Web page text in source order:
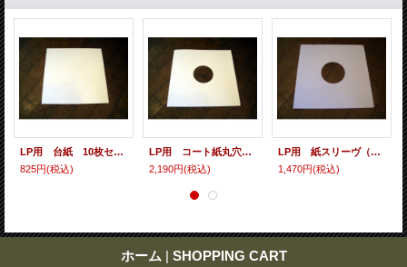
LP用 台紙 10枚セット
825円(税込)
LP用 コート紙丸穴ジャケ 10枚セット
2,190円(税込)
LP用 紙スリーヴ（レギュラー 四角の角） 10枚セット
1,470円(税込)
ホーム | SHOPPING CART